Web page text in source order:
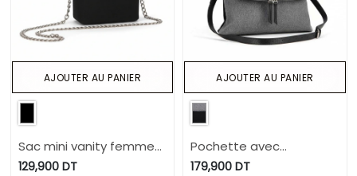
Sac mini vanity femme
en jeans et cuir
129,900DT
AJOUTER AU PANIER
Pochette avec
bandouliere en jeans et
179,900 DT
AJOUTER AU PANIER